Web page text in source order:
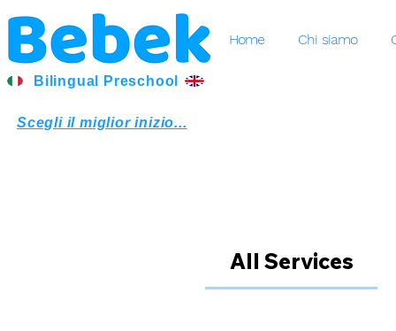
Bilingual Preschool
Scegli il miglior inizio...
Home Chi siamo
All Services